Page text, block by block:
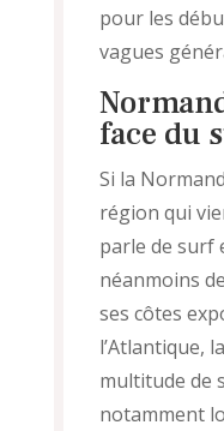
pour les
vagues
face du
Si la
région qui
parle de surf
néanmoins
ses côtes
l’Atlantique,
multitude de
notamment